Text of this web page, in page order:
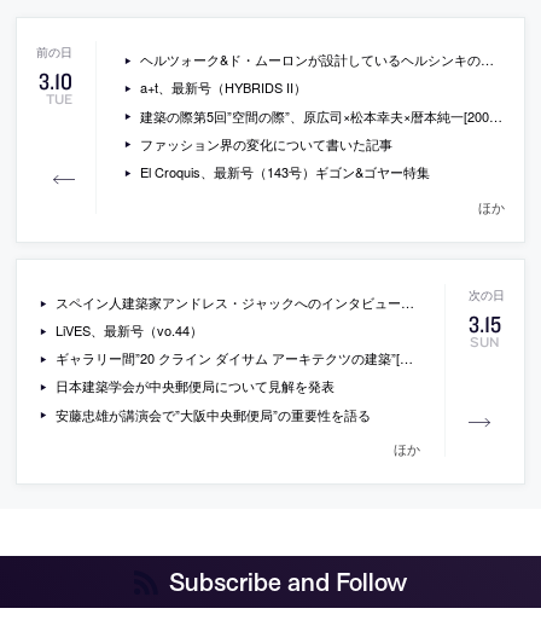
3.10
TUE
ヘルツォーク&ド・ムーロンが設計しているヘルシンキのホテルの模型写真
a+t、最新号（HYBRIDS II）
建築の際第5回”空間の際”、原広司×松本幸夫×暦本純一[2009/3/24]
ファッション界の変化について書いた記事
El Croquis、最新号（143号）ギゴン&ゴヤー特集
ほか
3.15
SUN
スペイン人建築家アンドレス・ジャックへのインタビュー動画
LiVES、最新号（vo.44）
ギャラリー間”20 クライン ダイサム アーキテクツの建築”[2009/4/8-6/6]
日本建築学会が中央郵便局について見解を発表
安藤忠雄が講演会で”大阪中央郵便局”の重要性を語る
ほか
Subscribe and Follow